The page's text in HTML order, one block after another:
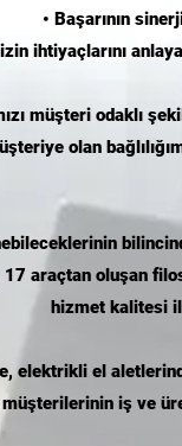
• Başarının
ihtiyaçlarını
müşteri odaklı
olan
araçtan oluşan
hizmet kalitesi
elektrikli el
iş ve